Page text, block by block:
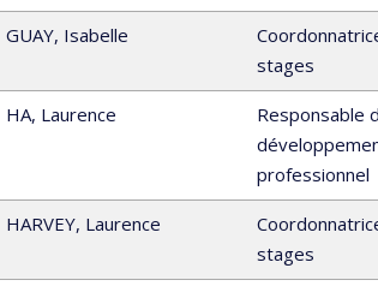
GUAY, Isabelle
stages
HA, Laurence
Responsable
professionnel
HARVEY, Laurence
stages